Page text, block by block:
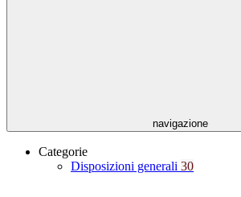
navigazione
Categorie
Disposizioni generali 30